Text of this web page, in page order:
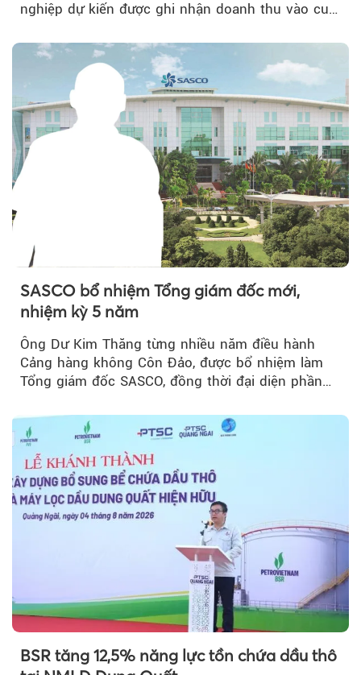
nghiệp dự kiến được ghi nhận doanh thu vào cuối
SASCO bổ nhiệm Tổng giám đốc mới,
nhiệm kỳ 5 năm
Ông Dư Kim Thăng từng nhiều năm điều hành
Cảng hàng không Côn Đảo, được bổ nhiệm làm
Tổng giám đốc SASCO, đồng thời đại diện phần
BSR tăng 12,5% năng lực tồn chứa dầu thô